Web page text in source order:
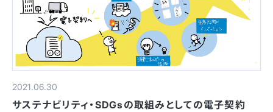
2021.06.30
サステナビリティ・SDGsの取組みとしての電子契約